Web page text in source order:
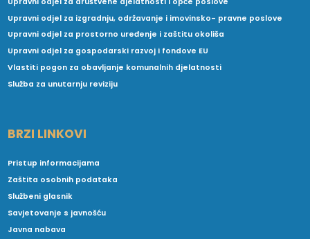
Upravni odjel za izgradnju, održavanje i imovinsko- pravne poslove
Upravni odjel za prostorno uređenje i zaštitu okoliša
Upravni odjel za gospodarski razvoj i fondove EU
Vlastiti pogon za obavljanje komunalnih djelatnosti
Služba za unutarnju reviziju
BRZI LINKOVI
Pristup informacijama
Zaštita osobnih podataka
Službeni glasnik
Savjetovanje s javnošću
Javna nabava